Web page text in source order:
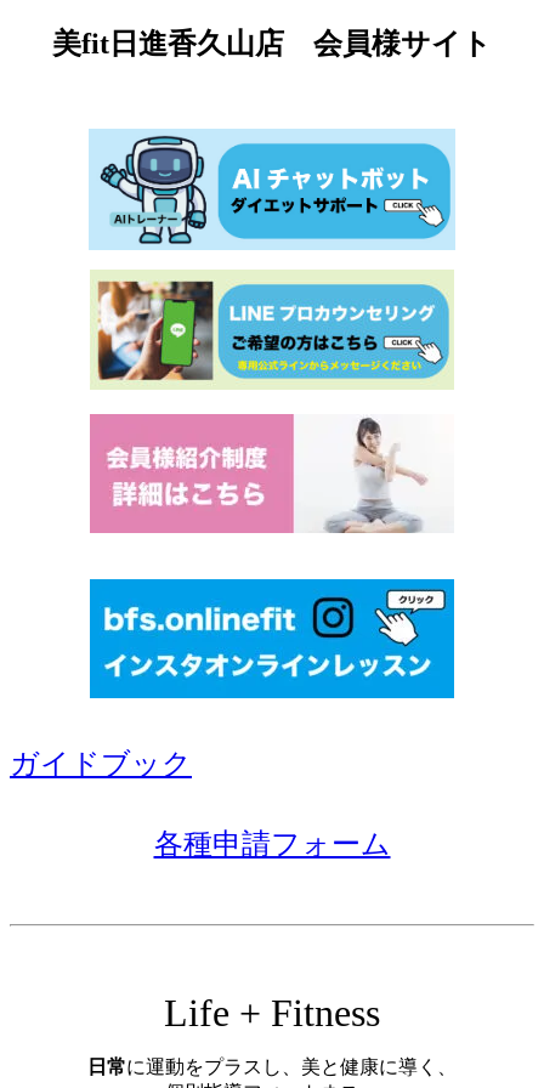
美fit日進香久山店 会員様サイト
ガイドブック
各種申請フォーム
Life + Fitness
日常に運動をプラスし、美と健康に導く、